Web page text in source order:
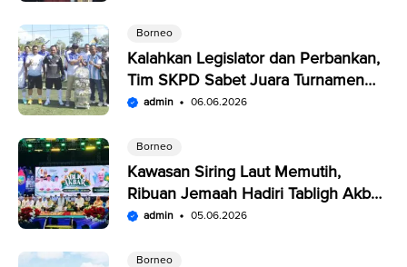
Borneo
Kalahkan Legislator dan Perbankan,
Tim SKPD Sabet Juara Turnamen
Segitiga Kotabaru
admin 06.06.2026
Borneo
Kawasan Siring Laut Memutih,
Ribuan Jemaah Hadiri Tabligh Akbar
HUT Kabupaten Kotabaru
admin 05.06.2026
Borneo